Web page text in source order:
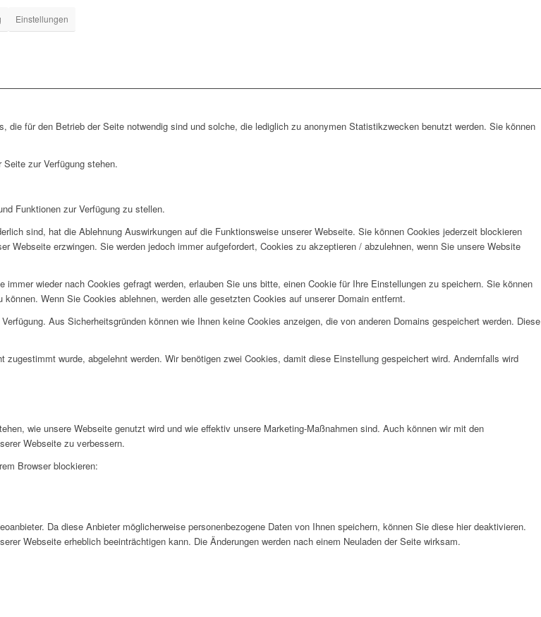
Einstellungen
für den Betrieb der Seite notwendig sind und solche, die lediglich zu anonymen Statistikzwecken benutzt werden. Sie können
zur Verfügung stehen.
Funktionen zur Verfügung zu stellen.
sind, hat die Ablehnung Auswirkungen auf die Funktionsweise unserer Webseite. Sie können Cookies jederzeit blockieren
Webseite erzwingen. Sie werden jedoch immer aufgefordert, Cookies zu akzeptieren / abzulehnen, wenn Sie unsere Website
wieder nach Cookies gefragt werden, erlauben Sie uns bitte, einen Cookie für Ihre Einstellungen zu speichern. Sie können
Wenn Sie Cookies ablehnen, werden alle gesetzten Cookies auf unserer Domain entfernt.
Aus Sicherheitsgründen können wie Ihnen keine Cookies anzeigen, die von anderen Domains gespeichert werden. Diese
wurde, abgelehnt werden. Wir benötigen zwei Cookies, damit diese Einstellung gespeichert wird. Andernfalls wird
wie unsere Webseite genutzt wird und wie effektiv unsere Marketing-Maßnahmen sind. Auch können wir mit den
Webseite zu verbessern.
Browser blockieren:
Da diese Anbieter möglicherweise personenbezogene Daten von Ihnen speichern, können Sie diese hier deaktivieren.
Webseite erheblich beeinträchtigen kann. Die Änderungen werden nach einem Neuladen der Seite wirksam.